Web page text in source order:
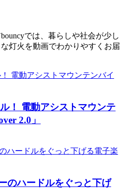
では、暮らしや社会が少し
灯火を動画でわかりやすくお届
！ 電動アシストマウンテ
2.0」
のハードルをぐっと下げ